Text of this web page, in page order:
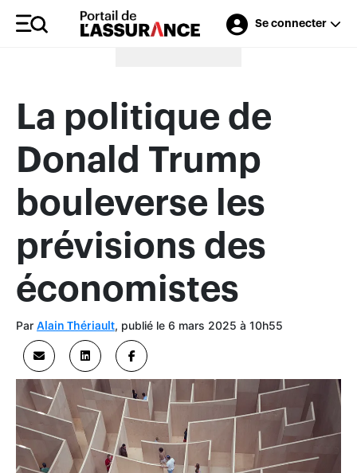
Se connecter
Merci à nos annonceurs
La politique de
Donald Trump
bouleverse les
prévisions des
économistes
Par Alain Thériault, publié le 6 mars 2025 à 10h55